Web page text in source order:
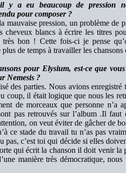
y a eu beaucoup de pression
pour composer ?
mauvaise pression, un problème de
cheveux blancs à écrire les titres
bon ! Cette fois-ci je pense
de temps à travailler les
pour Elysium, est-ce que
Nemesis ?
des parties. Nous avions
coup, il était logique que nous les
de morceaux que personne n’a
pas retrouvés sur l’album .Il
on veut éviter de gâcher de
ce stade du travail tu n’as pas
pas, c’est toi qui décide si elles
qui écrit la chanson il doit venir la
manière très démocratique,